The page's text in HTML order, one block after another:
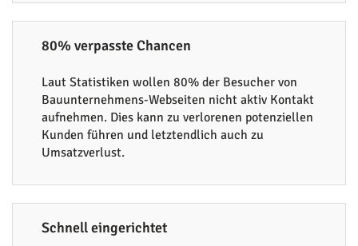
80% verpasste Chancen
Laut Statistiken wollen 80% der Besucher von
Bauunternehmens-Webseiten nicht aktiv Kontakt
aufnehmen. Dies kann zu verlorenen potenziellen
Kunden führen und letztendlich auch zu
Umsatzverlust.
Schnell eingerichtet